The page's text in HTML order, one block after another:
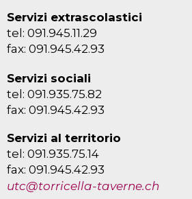
Servizi extrascolastici
tel: 091.945.11.29
fax: 091.945.42.93
Servizi sociali
tel: 091.935.75.82
fax: 091.945.42.93
Servizi al territorio
tel: 091.935.75.14
fax: 091.945.42.93
utc@torricella-taverne.ch